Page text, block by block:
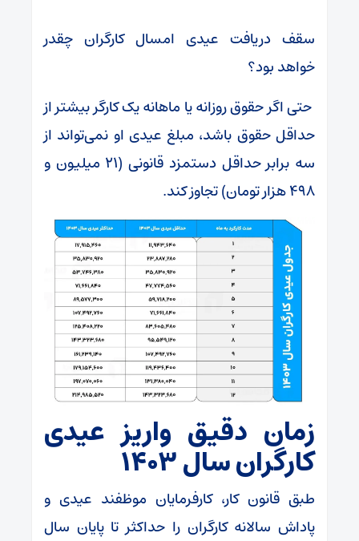
سقف دریافت عیدی امسال کارگران چقدر
خواهد بود؟
حتی اگر حقوق روزانه یا ماهانه یک کارگر بیشتر از
حداقل حقوق باشد، مبلغ عیدی او نمی‌تواند از
سه برابر حداقل دستمزد قانونی (۲۱ میلیون و
۴۹۸ هزار تومان) تجاوز کند.
زمان دقیق واریز عیدی
کارگران سال ۱۴۰۳
طبق قانون کار، کارفرمایان موظفند عیدی و
پاداش سالانه کارگران را حداکثر تا پایان سال